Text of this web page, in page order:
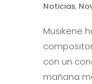
Noticias,
Musikene
con un
mañana